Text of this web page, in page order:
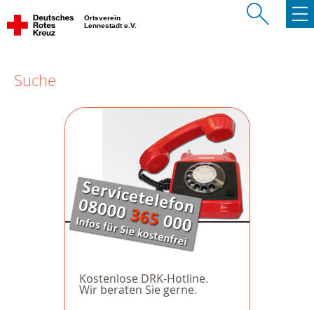
Ortsverein
Lennestadt e.V.
Suche
Kostenlose DRK-Hotline.
Wir beraten Sie gerne.